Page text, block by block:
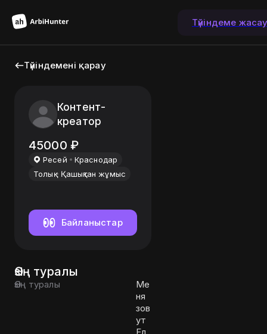
Түйіндеме
Түйіндемені қарау
Контент-
креатор
45000 ₽
Ресей
Краснодар
Толық
Қашықтан жұмыс
Байланыстар
Өзің туралы
Өзің туралы
Ме
ня
зов
ут